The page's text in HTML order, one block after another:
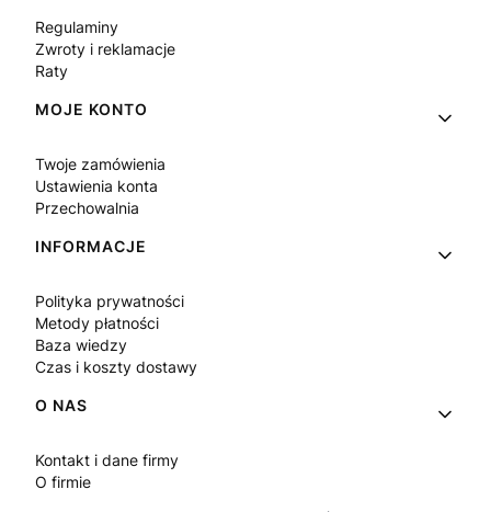
Regulaminy
Zwroty i reklamacje
Raty
MOJE KONTO
Twoje zamówienia
Ustawienia konta
Przechowalnia
INFORMACJE
Polityka prywatności
Metody płatności
Baza wiedzy
Czas i koszty dostawy
O NAS
Kontakt i dane firmy
O firmie